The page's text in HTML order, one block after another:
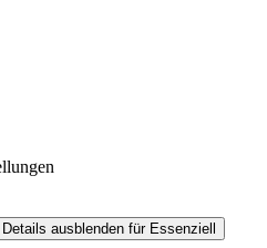
Details ausblenden für Essenziell